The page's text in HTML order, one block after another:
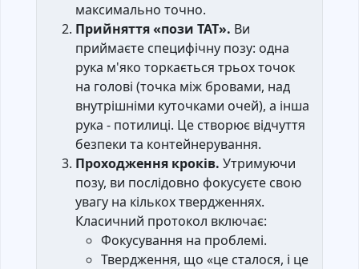
максимально точно.
Прийняття «пози ТАТ». Ви
приймаєте специфічну позу: одна
рука м'яко торкається трьох точок
на голові (точка між бровами, над
внутрішніми куточками очей), а інша
рука - потилиці. Це створює відчуття
безпеки та контейнерування.
Проходження кроків. Утримуючи
позу, ви послідовно фокусуєте свою
увагу на кількох твердженнях.
Класичний протокол включає:
Фокусування на проблемі.
Твердження, що «це сталося, і це